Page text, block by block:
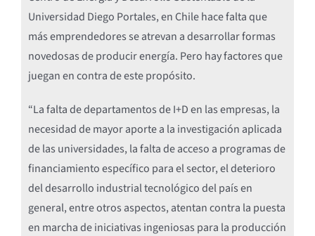
Universidad Diego Portales, en Chile hace falta que
más emprendedores se atrevan a desarrollar formas
novedosas de producir energía. Pero hay factores que
juegan en contra de este propósito.
“La falta de departamentos de I+D en las empresas, la
necesidad de mayor aporte a la investigación aplicada
de las universidades, la falta de acceso a programas de
financiamiento específico para el sector, el deterioro
del desarrollo industrial tecnológico del país en
general, entre otros aspectos, atentan contra la puesta
en marcha de iniciativas ingeniosas para la producción